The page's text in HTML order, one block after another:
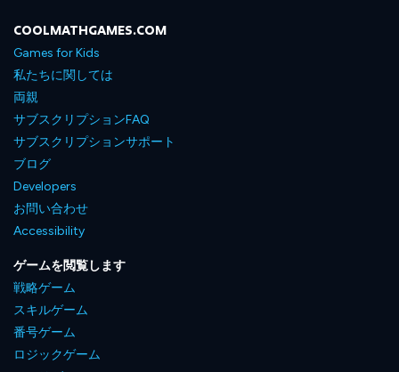
COOLMATHGAMES.COM
Games for Kids
私たちに関しては
両親
サブスクリプションFAQ
サブスクリプションサポート
ブログ
Developers
お問い合わせ
Accessibility
ゲームを閲覧します
戦略ゲーム
スキルゲーム
番号ゲーム
ロジックゲーム